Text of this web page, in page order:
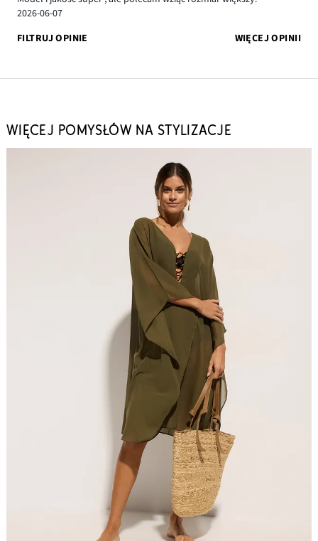
2026-06-07
FILTRUJ OPINIE
WIĘCEJ OPINII
WIĘCEJ POMYSŁÓW NA STYLIZACJE